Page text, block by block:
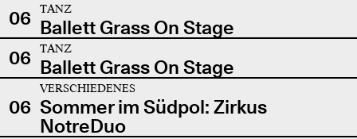
06
TANZ
Ballett Grass On Stage
06
TANZ
Ballett Grass On Stage
06
VERSCHIEDENES
Sommer im Südpol: Zirkus
NotreDuo